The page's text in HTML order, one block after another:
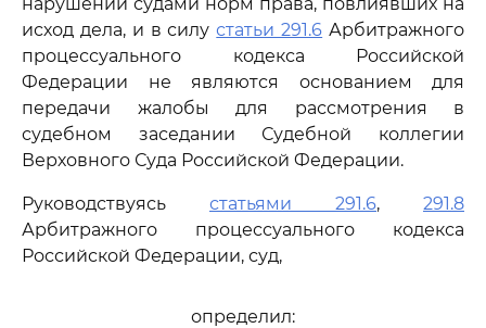
исход дела, и в силустатьи 291.6 Арбитражного
процессуального кодекса Российской
Федерации не являются основанием для
передачи жалобы для рассмотрения в
судебном заседании Судебной коллегии
Верховного Суда Российской Федерации.
Руководствуясь статьями 291.6, 291.8
Арбитражного процессуального кодекса
Российской Федерации, суд,
определил: